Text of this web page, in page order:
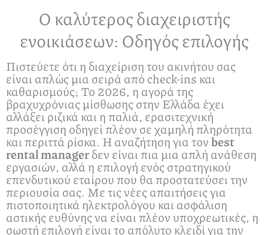
Ο καλύτερος διαχειριστής
ενοικιάσεων: Οδηγός επιλογής
Πιστεύετε ότι η διαχείριση του ακινήτου σας
είναι απλώς μια σειρά από check-ins και
καθαρισμούς; Το 2026, η αγορά της
βραχυχρόνιας μίσθωσης στην Ελλάδα έχει
αλλάξει ριζικά και η παλιά, ερασιτεχνική
προσέγγιση οδηγεί πλέον σε χαμηλή πληρότητα
και περιττά ρίσκα. Η αναζήτηση για τον best
rental managerδεν είναι πια μια απλή ανάθεση
εργασιών, αλλά η επιλογή ενός στρατηγικού
επενδυτικού εταίρου που θα προστατεύσει την
περιουσία σας. Με τις νέες απαιτήσεις για
πιστοποιητικά ηλεκτρολόγου και ασφάλιση
αστικής ευθύνης να είναι πλέον υποχρεωτικές, η
σωστή επιλογή είναι το απόλυτο κλειδί για την